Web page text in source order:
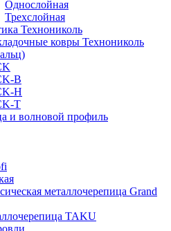
Однослойная
Трехслойная
Технониколь
ковры Технониколь
B
H
T
и волновой профиль
металлочерепица Grand
TAKU